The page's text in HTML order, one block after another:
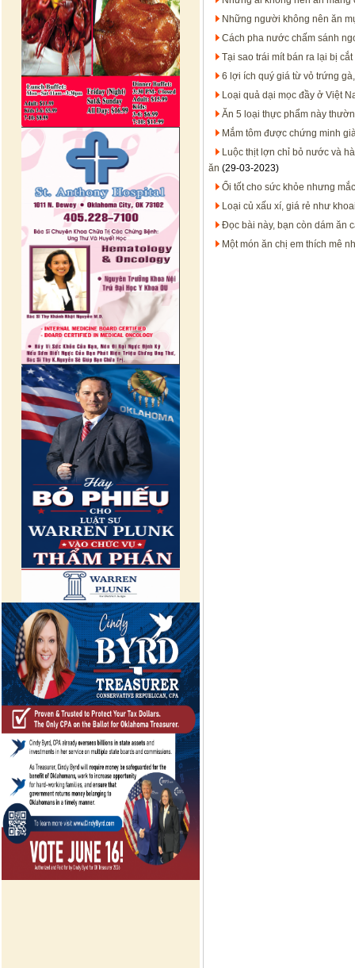
Những người không nên ăn
Cách pha nước chấm sánh
Tại sao trái mít bán ra lại bị
6 lợi ích quý giá từ vỏ trứng
Loại quả dại mọc đầy ở Việt
Ăn 5 loại thực phẩm này
Mắm tôm được chứng minh
Luộc thịt lợn chỉ bỏ nước và
ăn (29-03-2023)
Ổi tốt cho sức khỏe nhưng
Loại củ xấu xí, giá rẻ như
Đọc bài này, bạn còn dám ăn
Một món ăn chị em thích mê